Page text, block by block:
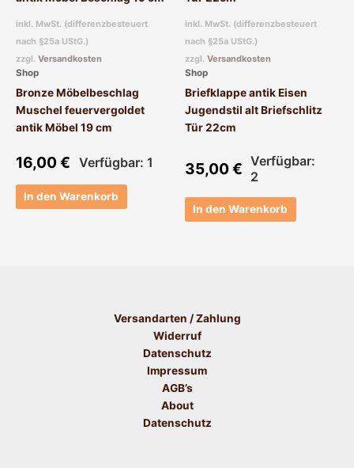
inkl. MwSt. (differenzbesteuert
nach §25a UStG.)
zzgl. Versandkosten
Shop
Bronze Möbelbeschlag
Muschel feuervergoldet
antik Möbel 19 cm
16,00€ Verfügbar: 1
In den Warenkorb
inkl. MwSt. (differenzbesteuert
nach §25a UStG.)
zzgl. Versandkosten
Shop
Briefklappe antik Eisen
Jugendstil alt Briefschlitz
Tür 22cm
35,00€ Verfügbar:
2
In den Warenkorb
Versandarten / Zahlung
Widerruf
Datenschutz
Impressum
AGB’s
About
Datenschutz